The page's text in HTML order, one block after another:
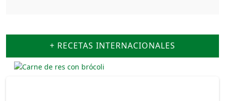
+ RECETAS INTERNACIONALES